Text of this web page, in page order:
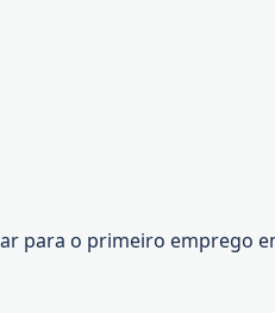
para o primeiro emprego